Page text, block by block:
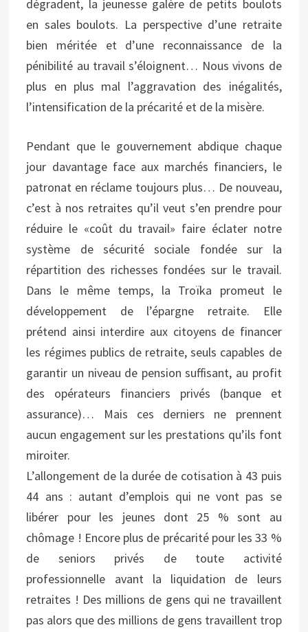
dégradent, la jeunesse galère de petits boulots
en sales boulots. La perspective d’une retraite
bien méritée et d’une reconnaissance de la
pénibilité au travail s’éloignent… Nous vivons de
plus en plus mal l’aggravation des inégalités,
l’intensification de la précarité et de la misère.
Pendant que le gouvernement abdique chaque
jour davantage face aux marchés financiers, le
patronat en réclame toujours plus… De nouveau,
c’est à nos retraites qu’il veut s’en prendre pour
réduire le «coût du travail» faire éclater notre
système de sécurité sociale fondée sur la
répartition des richesses fondées sur le travail.
Dans le même temps, la Troïka promeut le
développement de l’épargne retraite. Elle
prétend ainsi interdire aux citoyens de financer
les régimes publics de retraite, seuls capables de
garantir un niveau de pension suffisant, au profit
des opérateurs financiers privés (banque et
assurance)… Mais ces derniers ne prennent
aucun engagement sur les prestations qu’ils font
miroiter.
L’allongement de la durée de cotisation à 43 puis
44 ans : autant d’emplois qui ne vont pas se
libérer pour les jeunes dont 25 % sont au
chômage ! Encore plus de précarité pour les 33 %
de seniors privés de toute activité
professionnelle avant la liquidation de leurs
retraites ! Des millions de gens qui ne travaillent
pas alors que des millions de gens travaillent trop